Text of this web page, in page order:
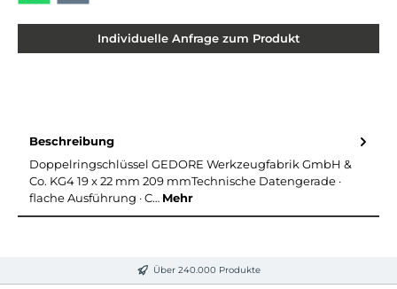
Individuelle Anfrage zum Produkt
Beschreibung
Doppelringschlüssel GEDORE Werkzeugfabrik GmbH &
Co. KG4 19 x 22 mm 209 mmTechnische Datengerade ·
flache Ausführung · C… Mehr
Über 240.000 Produkte